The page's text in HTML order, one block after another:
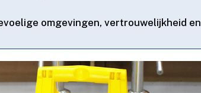
omgevingen, vertrouwelijkheid en